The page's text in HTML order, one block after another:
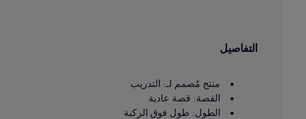
التفاصيل
منتج مُصمم لـ: التدريب
القصة: قصة عادية
الطول: طول فوق الركبة